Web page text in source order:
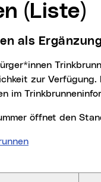
(Liste)
als
zur
im
öffnet den